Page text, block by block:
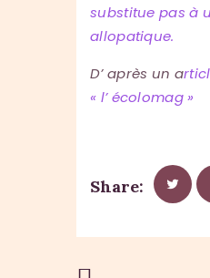
substitue pas à
allopatique.
D’ après un a
« l’ écolomag »
Share: